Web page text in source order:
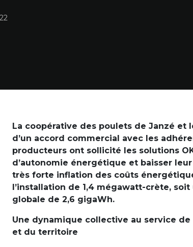
La coopérative des poulets de Janzé et
d’un accord commercial avec les
producteurs ont sollicité les solutions
d’autonomie énergétique et baisser
très forte inflation des coûts
l’installation de 1,4 mégawatt-crète,
globale de 2,6 gigaWh.
Une dynamique collective au service
et du territoire